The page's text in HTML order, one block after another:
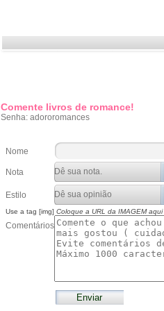
Comente livros de romance!
Senha: adororomances
Nome
Nota
Estilo
Use a tag [img] Coloque a URL da IMAGEM aqui
Comentários